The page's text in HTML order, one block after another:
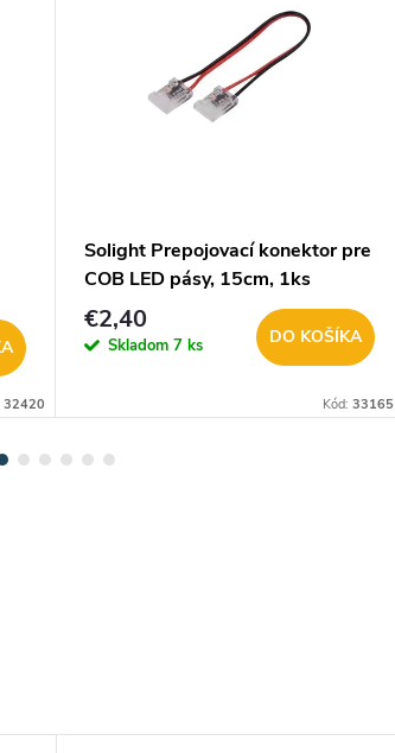
32420
Solight Prepojovací konektor pre
COB LED pásy, 15cm, 1ks
WM92
€2,40
Skladom 7 ks DO KOŠÍKA
Kód: 33165